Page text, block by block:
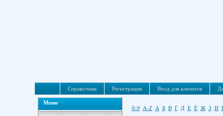
Справочник Регистрация Вход для клиентов
Меню
0-9 A-Z А Б В Г Д Е Ё Ж З И